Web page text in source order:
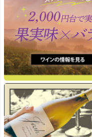
1972年、元民間航空パ
イロットのコーナー・ロ
ンバウアーは、妻ジョア
ンと共にナパ・ヴァレー
へ移住。料理界の名著
「The Joy of Cooking」
を著したコーナーの伯母
イルマの存在や、ドイ
ツ・ラインガウにルーツ
を持つ家系背景から、食
とワインを自然に結び付
けた感性を育んできまし
た。
ナパ・ヴァレーでは、コ